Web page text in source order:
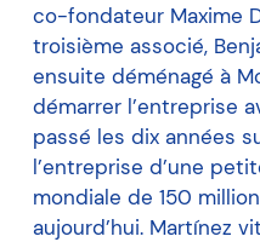
co-fondateur Maxime
troisième associé,
ensuite déménagé à
démarrer l’entreprise
passé les dix années
l’entreprise d’une
mondiale de 150
aujourd’hui. Martínez